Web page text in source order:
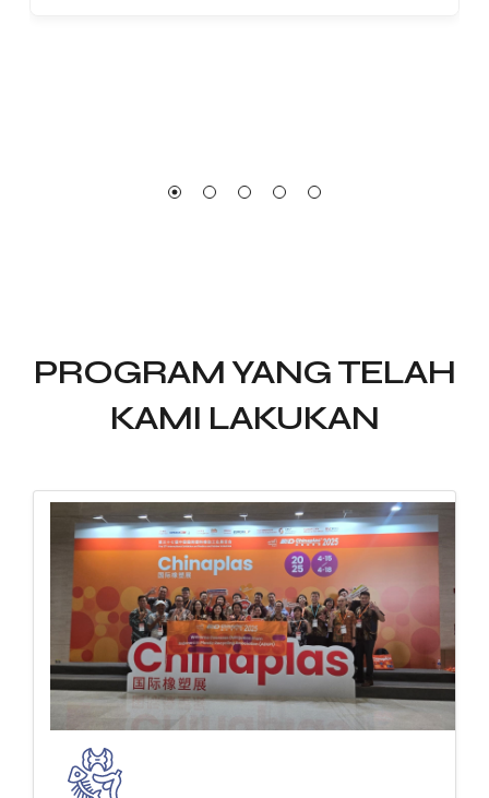
PROGRAM YANG TELAH
KAMI LAKUKAN